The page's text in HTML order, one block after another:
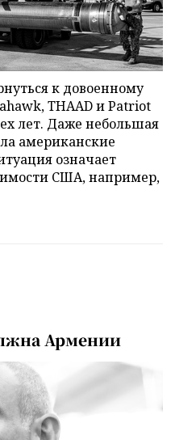
к довоенному
THAAD и Patriot
лет. Даже небольшая
американские
означает
США, например,
Армении